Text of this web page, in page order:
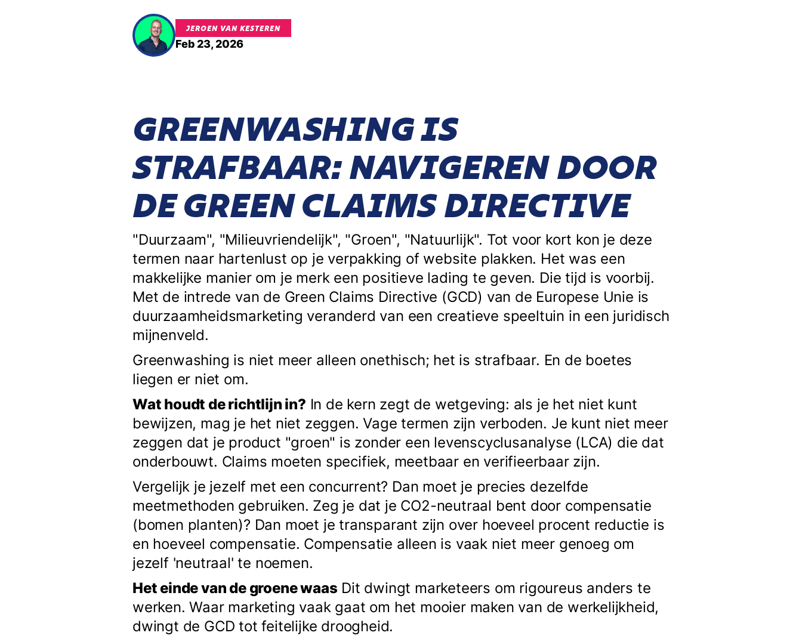
JEROEN VAN KESTEREN
Feb 23, 2026
GREENWASHING IS
STRAFBAAR: NAVIGEREN DOOR
DE GREEN CLAIMS DIRECTIVE
"Duurzaam", "Milieuvriendelijk", "Groen", "Natuurlijk". Tot voor kort kon je deze
termen naar hartenlust op je verpakking of website plakken. Het was een
makkelijke manier om je merk een positieve lading te geven. Die tijd is voorbij.
Met de intrede van de Green Claims Directive (GCD) van de Europese Unie is
duurzaamheidsmarketing veranderd van een creatieve speeltuin in een juridisch
mijnenveld.
Greenwashing is niet meer alleen onethisch; het is strafbaar. En de boetes
liegen er niet om.
Wat houdt de richtlijn in? In de kern zegt de wetgeving: als je het niet kunt
bewijzen, mag je het niet zeggen. Vage termen zijn verboden. Je kunt niet meer
zeggen dat je product "groen" is zonder een levenscyclusanalyse (LCA) die dat
onderbouwt. Claims moeten specifiek, meetbaar en verifieerbaar zijn.
Vergelijk je jezelf met een concurrent? Dan moet je precies dezelfde
meetmethoden gebruiken. Zeg je dat je CO2-neutraal bent door compensatie
(bomen planten)? Dan moet je transparant zijn over hoeveel procent reductie is
en hoeveel compensatie. Compensatie alleen is vaak niet meer genoeg om
jezelf 'neutraal' te noemen.
Het einde van de groene waas Dit dwingt marketeers om rigoureus anders te
werken. Waar marketing vaak gaat om het mooier maken van de werkelijkheid,
dwingt de GCD tot feitelijke droogheid.